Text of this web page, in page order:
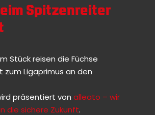
Spitzenreiter
Stück reisen die Füchse
Ligaprimus an den
präsentiert von alleato – wir
die sichere Zukunft.